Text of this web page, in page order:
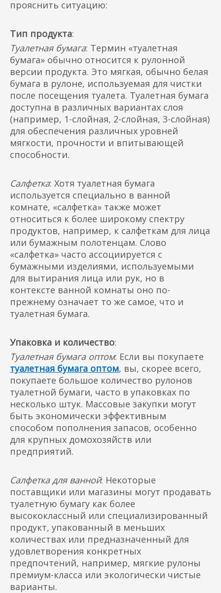
прояснить ситуацию:
Тип продукта:
Туалетная бумага: Термин «туалетная
бумага» обычно относится к рулонной
версии продукта. Это мягкая, обычно белая
бумага в рулоне, используемая для чистки
после посещения туалета. Туалетная бумага
доступна в различных вариантах слоя
(например, 1-слойная, 2-слойная, 3-слойная)
для обеспечения различных уровней
мягкости, прочности и впитывающей
способности.
Салфетка: Хотя туалетная бумага
используется специально в ванной
комнате, «салфетка» также может
относиться к более широкому спектру
продуктов, например, к салфеткам для лица
или бумажным полотенцам. Слово
«салфетка» часто ассоциируется с
бумажными изделиями, используемыми
для вытирания лица или рук, но в
контексте ванной комнаты оно по-
прежнему означает то же самое, что и
туалетная бумага.
Упаковка и количество:
Туалетная бумага оптом: Если вы покупаете
туалетная бумага оптом, вы, скорее всего,
покупаете большое количество рулонов
туалетной бумаги, часто в упаковках по
несколько штук. Массовые закупки могут
быть экономически эффективным
способом пополнения запасов, особенно
для крупных домохозяйств или
предприятий.
Салфетка для ванной: Некоторые
поставщики или магазины могут продавать
туалетную бумагу как более
высококлассный или специализированный
продукт, упакованный в меньших
количествах или предназначенный для
удовлетворения конкретных
предпочтений, например, мягкие рулоны
премиум-класса или экологически чистые
варианты.